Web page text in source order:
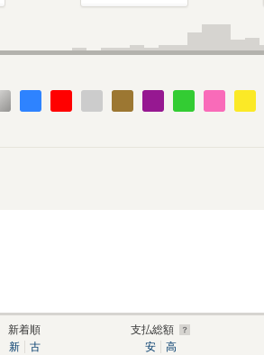
新着順
新
古
支払総額
安
高